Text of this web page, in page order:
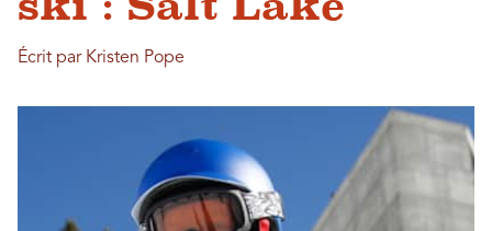
Écrit par Kristen Pope